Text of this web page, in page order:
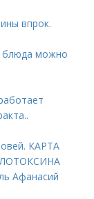
впрок.
блюда можно
КАРТА
Афанасий